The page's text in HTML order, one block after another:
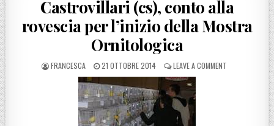
Castrovillari (cs), conto alla
rovescia per l’inizio della Mostra
Ornitologica
POSTED BY
FRANCESCA POSTED ON
21 OTTOBRE 2014 LEAVE A COMMENTON